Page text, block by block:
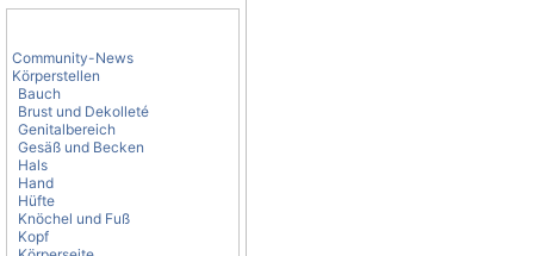
Community-News
Körperstellen
Bauch
Brust und Dekolleté
Genitalbereich
Gesäß und Becken
Hals
Hand
Hüfte
Knöchel und Fuß
Kopf